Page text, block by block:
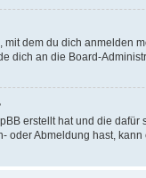
dem du dich
dich an die Board-
erstellt hat und die
oder Abmeldung hast,